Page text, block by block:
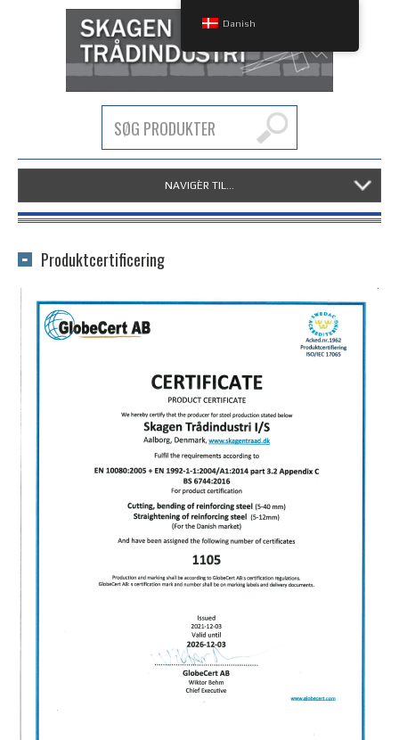
NAVIGÈR TIL...
Produktcertificering
Danish